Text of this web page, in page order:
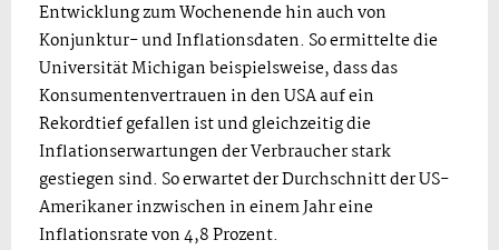
Entwicklung zum Wochenende hin auch von
Konjunktur- und Inflationsdaten. So ermittelte die
Universität Michigan beispielsweise, dass das
Konsumentenvertrauen in den USA auf ein
Rekordtief gefallen ist und gleichzeitig die
Inflationserwartungen der Verbraucher stark
gestiegen sind. So erwartet der Durchschnitt der US-
Amerikaner inzwischen in einem Jahr eine
Inflationsrate von 4,8 Prozent.